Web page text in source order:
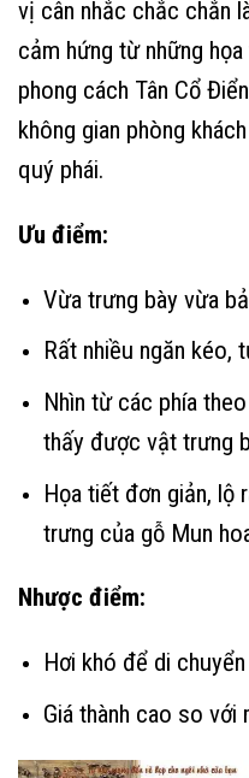
vị cân nhắc chắc chắn
cảm hứng từ những
phong cách Tân Cổ
không gian phòng
quý phái.
Ưu điểm:
Vừa trưng bày vừa
Rất nhiều ngăn kéo,
Nhìn từ các phía
thấy được vật trưng
Họa tiết đơn giản, lộ
trưng của gỗ Mun
Nhược điểm:
Hơi khó để di
Giá thành cao so với